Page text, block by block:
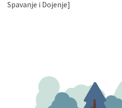
Spavanje i Dojenje]